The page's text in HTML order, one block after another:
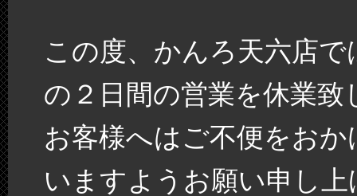
この度、かんろ天六店
の２日間の営業を休業致
お客様へはご不便をお
いますようお願い申し上